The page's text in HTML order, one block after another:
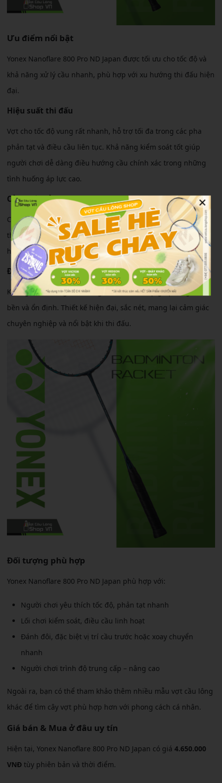
Ưu điểm nổi bật
Yonex Nanoflare 800 Pro ND Japan được tối ưu cho tốc độ và
khả năng xử lý cầu nhanh, phù hợp với xu hướng thi đấu hiện
đại.
Hiệu suất thi đấu
Vợt cho tốc độ vung rất nhanh, hỗ trợ tối đa trong các pha
phản tạt và điều cầu liên tục. Khả năng kiểm soát tốt giúp
người chơi dễ dàng điều hướng cầu chính xác trong những
tình huống áp lực cao.
Cảm giác sử dụng
Cảm giác cầm nhẹ, linh hoạt và dễ làm quen. Người chơi có
thể xử lý cầu nhanh mà không tốn quá nhiều lực, đặc biệt
hiệu quả trong đánh đôi hoặc lối chơi tốc độ cao.
Độ bền & thiết kế
Khung vợt được gia cố bằng vật liệu cao cấp giúp tăng độ
bền và ổn định. Thiết kế hiện đại, sắc nét, mang lại cảm giác
chuyên nghiệp và nổi bật khi thi đấu.
Đối tượng phù hợp
Yonex Nanoflare 800 Pro ND Japan phù hợp với:
Người chơi yêu thích tốc độ, phản tạt nhanh
Lối chơi kiểm soát, điều cầu linh hoạt
Đánh đôi, đặc biệt vị trí cầu trước hoặc xoay chuyển
nhanh
Người chơi trình độ trung cấp – nâng cao
Ngoài ra, bạn có thể tham khảo thêm nhiều mẫu vợt cầu lông
khác để tìm cây vợt phù hợp hơn với phong cách cá nhân.
Giá bán & Mua ở đâu uy tín
Hiện tại, Yonex Nanoflare 800 Pro ND Japan có giá 4.650.000
VNĐ tùy phiên bản và thời điểm.
×